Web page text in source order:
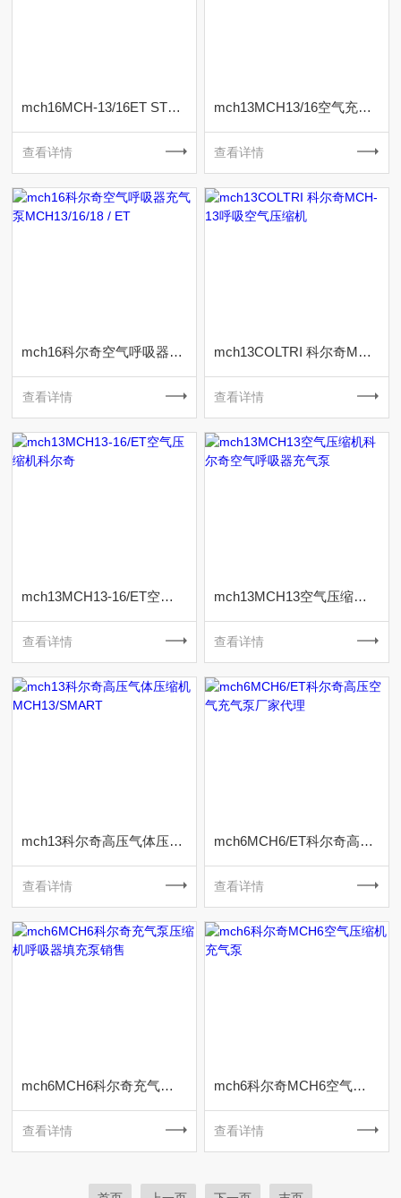
mch16MCH-13/16ET STD标准型空气充气机
查看详情
mch13MCH13/16空气充气泵SC000370进气滤芯-空滤
查看详情
mch16科尔奇空气呼吸器充气泵MCH13/16/18 / ET
查看详情
mch13COLTRI 科尔奇MCH-13呼吸空气压缩机
查看详情
mch13MCH13-16/ET空气压缩机科尔奇
查看详情
mch13MCH13空气压缩机科尔奇空气呼吸器充气泵
查看详情
mch13科尔奇高压气体压缩机MCH13/SMART
查看详情
mch6MCH6/ET科尔奇高压空气充气泵厂家代理
查看详情
mch6MCH6科尔奇充气泵压缩机呼吸器填充泵销售
查看详情
mch6科尔奇MCH6空气压缩机充气泵
查看详情